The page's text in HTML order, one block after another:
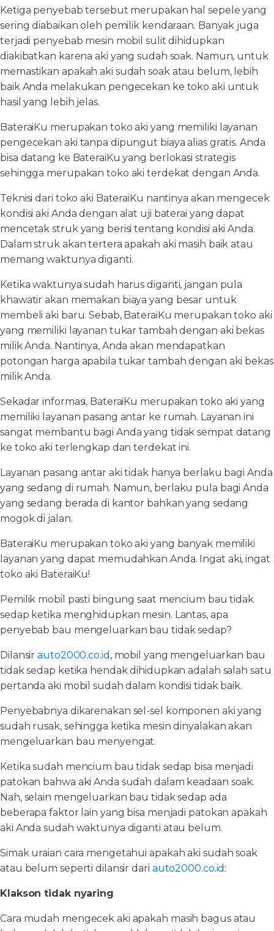
Ketiga penyebab tersebut merupakan hal sepele yang
sering diabaikan oleh pemilik kendaraan. Banyak juga
terjadi penyebab mesin mobil sulit dihidupkan
diakibatkan karena aki yang sudah soak. Namun, untuk
memastikan apakah aki sudah soak atau belum, lebih
baik Anda melakukan pengecekan ke toko aki untuk
hasil yang lebih jelas.
BateraiKu merupakan toko aki yang memiliki layanan
pengecekan aki tanpa dipungut biaya alias gratis. Anda
bisa datang ke BateraiKu yang berlokasi strategis
sehingga merupakan toko aki terdekat dengan Anda.
Teknisi dari toko aki BateraiKu nantinya akan mengecek
kondisi aki Anda dengan alat uji baterai yang dapat
mencetak struk yang berisi tentang kondisi aki Anda.
Dalam struk akan tertera apakah aki masih baik atau
memang waktunya diganti.
Ketika waktunya sudah harus diganti, jangan pula
khawatir akan memakan biaya yang besar untuk
membeli aki baru. Sebab, BateraiKu merupakan toko aki
yang memiliki layanan tukar tambah dengan aki bekas
milik Anda. Nantinya, Anda akan mendapatkan
potongan harga apabila tukar tambah dengan aki bekas
milik Anda.
Sekadar informasi, BateraiKu merupakan toko aki yang
memiliki layanan pasang antar ke rumah. Layanan ini
sangat membantu bagi Anda yang tidak sempat datang
ke toko aki terlengkap dan terdekat ini.
Layanan pasang antar aki tidak hanya berlaku bagi Anda
yang sedang di rumah. Namun, berlaku pula bagi Anda
yang sedang berada di kantor bahkan yang sedang
mogok di jalan.
BateraiKu merupakan toko aki yang banyak memiliki
layanan yang dapat memudahkan Anda. Ingat aki, ingat
toko aki BateraiKu!
Pemilik mobil pasti bingung saat mencium bau tidak
sedap ketika menghidupkan mesin. Lantas, apa
penyebab bau mengeluarkan bau tidak sedap?
Dilansirauto2000.co.id , mobil yang mengeluarkan bau
tidak sedap ketika hendak dihidupkan adalah salah satu
pertanda aki mobil sudah dalam kondisi tidak baik.
Penyebabnya dikarenakan sel-sel komponen aki yang
sudah rusak, sehingga ketika mesin dinyalakan akan
mengeluarkan bau menyengat.
Ketika sudah mencium bau tidak sedap bisa menjadi
patokan bahwa aki Anda sudah dalam keadaan soak.
Nah, selain mengeluarkan bau tidak sedap ada
beberapa faktor lain yang bisa menjadi patokan apakah
aki Anda sudah waktunya diganti atau belum.
Simak uraian cara mengetahui apakah aki sudah soak
atau belum seperti dilansir dari auto2000.co.id :
Klakson tidak nyaring
Cara mudah mengecek aki apakah masih bagus atau